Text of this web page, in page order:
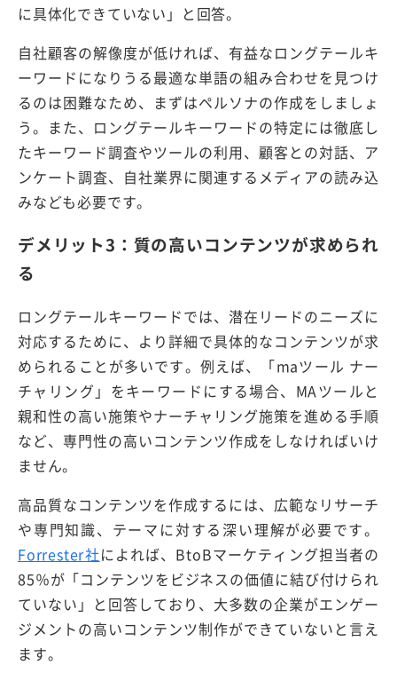
に具体化できていない」と回答。
自社顧客の解像度が低ければ、有益なロングテールキ
ーワードになりうる最適な単語の組み合わせを見つけ
るのは困難なため、まずはペルソナの作成をしましょ
う。また、ロングテールキーワードの特定には徹底し
たキーワード調査やツールの利用、顧客との対話、ア
ンケート調査、自社業界に関連するメディアの読み込
みなども必要です。
デメリット3：質の高いコンテンツが求められ
る
ロングテールキーワードでは、潜在リードのニーズに
対応するために、より詳細で具体的なコンテンツが求
められることが多いです。例えば、「maツール ナー
チャリング」をキーワードにする場合、MAツールと
親和性の高い施策やナーチャリング施策を進める手順
など、専門性の高いコンテンツ作成をしなければいけ
ません。
高品質なコンテンツを作成するには、広範なリサーチ
や専門知識、テーマに対する深い理解が必要です。
Forrester社によれば、BtoBマーケティング担当者の
85％が「コンテンツをビジネスの価値に結び付けられ
ていない」と回答しており、大多数の企業がエンゲー
ジメントの高いコンテンツ制作ができていないと言え
ます。